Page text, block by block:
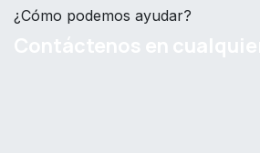
¿Cómo podemos ayudar?